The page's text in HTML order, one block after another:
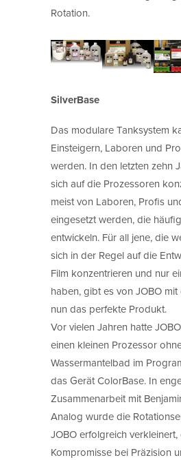
Rotation.
SilverBase
Das modulare Tanksystem
Einsteigern, Laboren und
werden. In den letzten zehn
sich auf die Prozessoren
meist von Laboren, Profis
eingesetzt werden, die
entwickeln. Für all jene, die
sich in der Regel auf die
Film konzentrieren und nur
haben, gibt es von JOBO
nun das perfekte Produkt.
Vor vielen Jahren hatte
einen kleinen Prozessor
Wassermantelbad im
das Gerät ColorBase. In
Zusammenarbeit mit
Analog wurde die
JOBO erfolgreich
Kompromisse bei Präzision